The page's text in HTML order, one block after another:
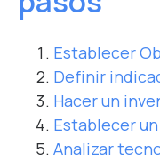
Establecer
Definir
Hacerun
Establecer
Analizar